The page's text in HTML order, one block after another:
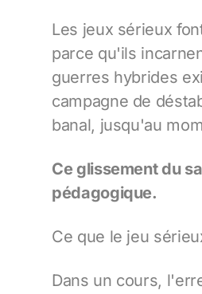
Les jeux sérieux
parce qu'ils
guerres hybrides
campagne de
banal, jusqu'au
Ce glissement du
pédagogique.
Ce que le jeu
Dans un cours,